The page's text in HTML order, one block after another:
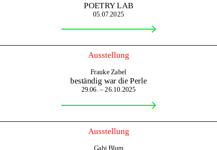
POETRY LAB
05.07.2025
Ausstellung
Frauke Zabel
beständig war die Perle
29.06. – 26.10.2025
Ausstellung
Gabi Blum